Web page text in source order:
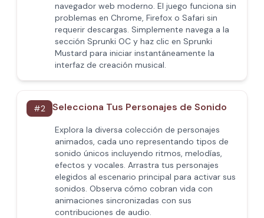
navegador web moderno. El juego funciona sin
problemas en Chrome, Firefox o Safari sin
requerir descargas. Simplemente navega a la
sección Sprunki OC y haz clic en Sprunki
Mustard para iniciar instantáneamente la
interfaz de creación musical.
#2 Selecciona Tus Personajes de Sonido
Explora la diversa colección de personajes
animados, cada uno representando tipos de
sonido únicos incluyendo ritmos, melodías,
efectos y vocales. Arrastra tus personajes
elegidos al escenario principal para activar sus
sonidos. Observa cómo cobran vida con
animaciones sincronizadas con sus
contribuciones de audio.